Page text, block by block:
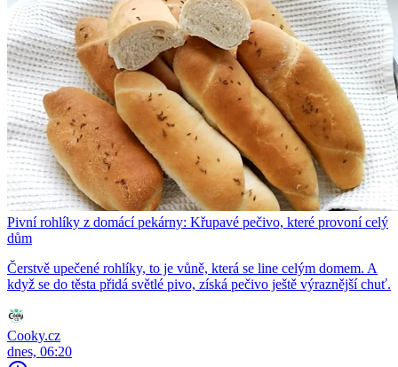
Pivní rohlíky z domácí pekárny: Křupavé pečivo, které provoní celý
dům
Čerstvě upečené rohlíky, to je vůně, která se line celým domem. A
když se do těsta přidá světlé pivo, získá pečivo ještě výraznější chuť.
Cooky.cz
dnes, 06:20